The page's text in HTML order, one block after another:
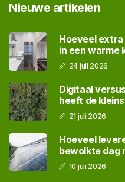
Nieuwe artikelen
Hoeveel
in een warme
24 juli 2026
Digitaal
heeft de
21 juli 2026
Hoeveel
bewolkte dag
10 juli 2026